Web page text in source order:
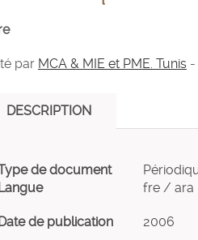
par MCA & MIE et PME. Tunis-
DESCRIPTION
de document
fre / ara
de publication 2006